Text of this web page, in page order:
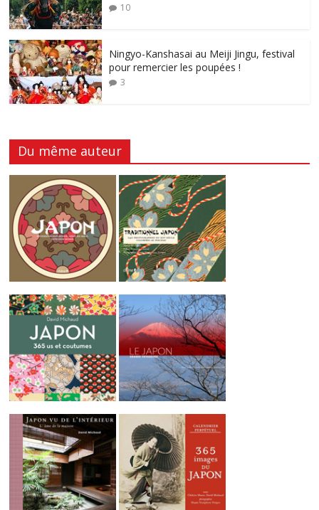
10
Ningyo-Kanshasai au Meiji Jingu, festival
pour remercier les poupées !
3
Du même auteur